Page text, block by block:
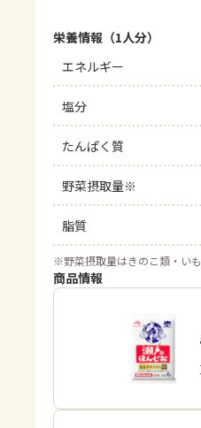
栄養情報（1人分）
エネルギー
塩分
たんぱく質
野菜摂取量※
脂質
※野菜摂取量はきのこ類・い
商品情報
「瀬戸の
商品・